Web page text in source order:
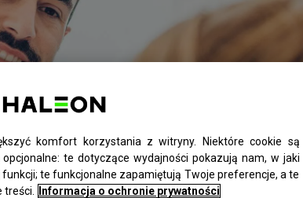
komfort korzystania z witryny. Niektóre cookie są
te dotyczące wydajności pokazują nam, w jaki
te funkcjonalne zapamiętują Twoje preferencje, a te
Informacja o ochronie prywatności